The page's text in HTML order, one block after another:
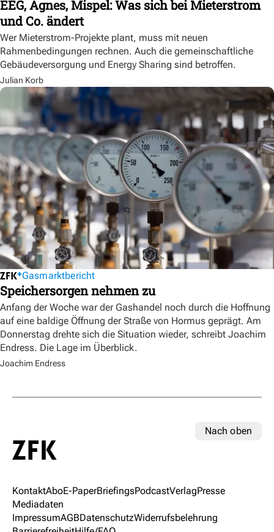
EEG, Agnes, Mispel: Was sich bei Mieterstrom
und Co. ändert
Wer Mieterstrom-Projekte plant, muss mit neuen
Rahmenbedingungen rechnen. Auch die gemeinschaftliche
Gebäudeversorgung und Energy Sharing sind betroffen.
Julian Korb
Gasmarktbericht
Speichersorgen nehmen zu
Anfang der Woche war der Gashandel noch durch die Hoffnung
auf eine baldige Öffnung der Straße von Hormus geprägt. Am
Donnerstag drehte sich die Situation wieder, schreibt Joachim
Endress. Die Lage im Überblick.
Joachim Endress
Nach oben
KontaktAboE-PaperBriefingsPodcastVerlagPresse
Mediadaten
ImpressumAGBDatenschutzWiderrufsbelehrung